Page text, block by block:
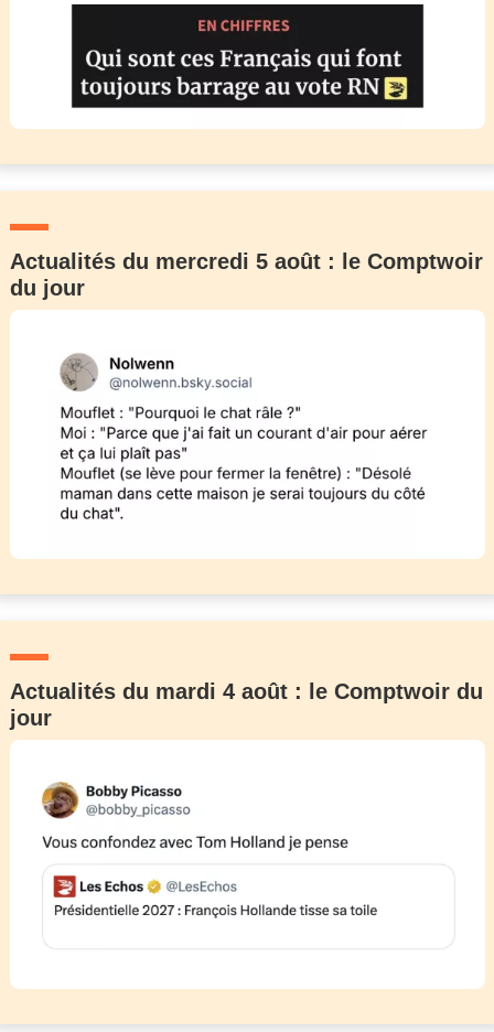
Actualités du mercredi 5 août : le Comptwoir
du jour
Actualités du mardi 4 août : le Comptwoir du
jour